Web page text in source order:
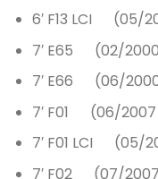
6′ F13 LCI (05/
7′ E65 (02/
7′ E66 (06/
7′ F01 (06/
7′ F01 LCI (05/
7′ F02 (07/